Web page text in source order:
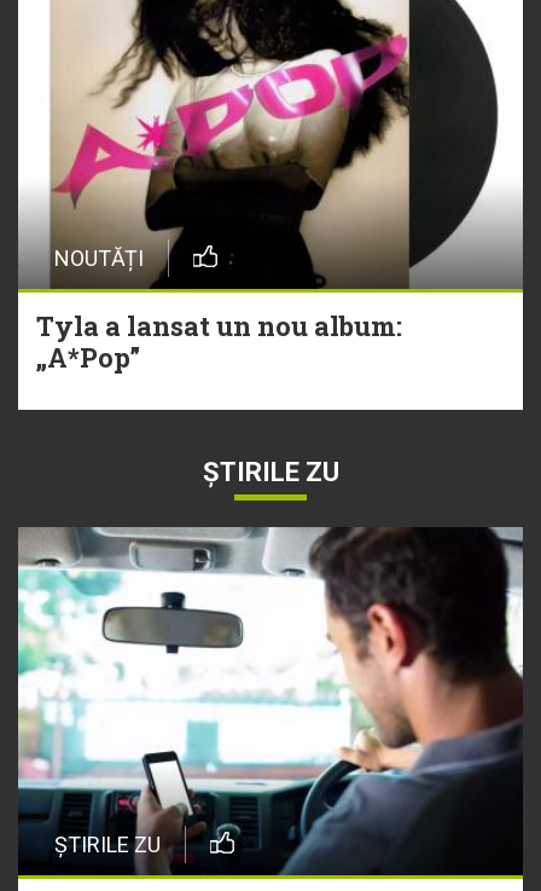
NOUTĂȚI
Tyla a lansat un nou album:
„A*Pop”
ȘTIRILE ZU
ȘTIRILE ZU